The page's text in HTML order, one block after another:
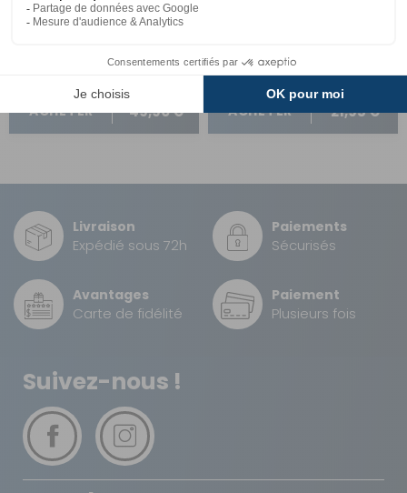
Réf : 028533 EN STOCK
ACHETER 49,90 € ACHETER 21,95 €
Livraison
Expédié sous 72h
Paiements
Sécurisés
Avantages
Carte de fidélité
Paiement
Plusieurs fois
Suivez-nous !